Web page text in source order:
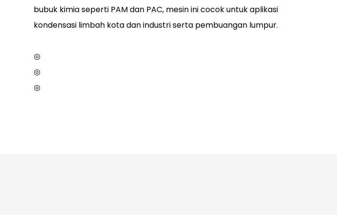
bubuk kimia seperti PAM dan PAC, mesin ini cocok untuk aplikasi
kondensasi limbah kota dan industri serta pembuangan lumpur.
◎
◎
◎